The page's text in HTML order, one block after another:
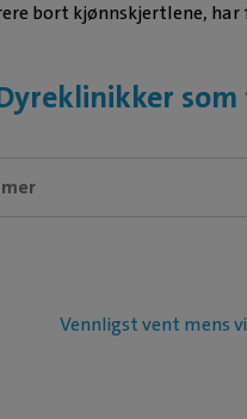
bort kjønnskjertlene,
Vennligst vent mens